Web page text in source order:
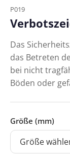
P019
Das
das Betreten
bei nicht
Böden oder
Größe (mm)